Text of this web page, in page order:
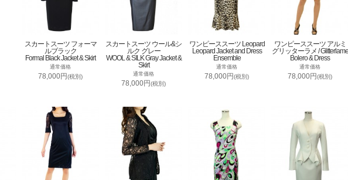
スカートスーツ フォーマ
ルブラック
Formal Black Jacket & Skirt
通常価格
78,000円(税別)
スカートスーツ ウール&シ
ルク グレー
WOOL & SILK Gray Jacket &
Skirt
通常価格
78,000円(税別)
ワンピーススーツ Leopard
Leopard Jacket and Dress
Ensemble
通常価格
78,000円(税別)
ワンピーススーツ アルミ
グリッターラメ / Glitterlame
Bolero & Dress
通常価格
78,000円(税別)